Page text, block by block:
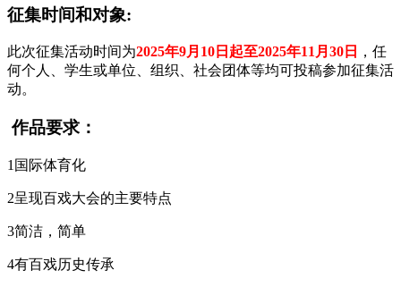
征集时间和对象:
此次征集活动时间为2025年9月10日起至2025年11月30日
，任
何个人、学生或单位、组织、社会团体等均可投稿参加征集活
动。
作品要求：
1国际体育化
2呈现百戏大会的主要特点
3简洁，简单
4有百戏历史传承